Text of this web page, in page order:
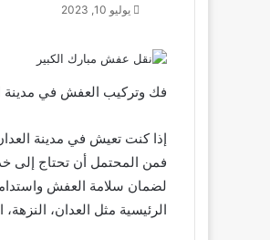
يوليو 10, 2023
فك وتركيب العفش في مدينة
إذا كنت تعيش في مدينة
فمن المحتمل أن تحتاج إلى
لضمان سلامة العفش
الرئيسية مثل العدان،